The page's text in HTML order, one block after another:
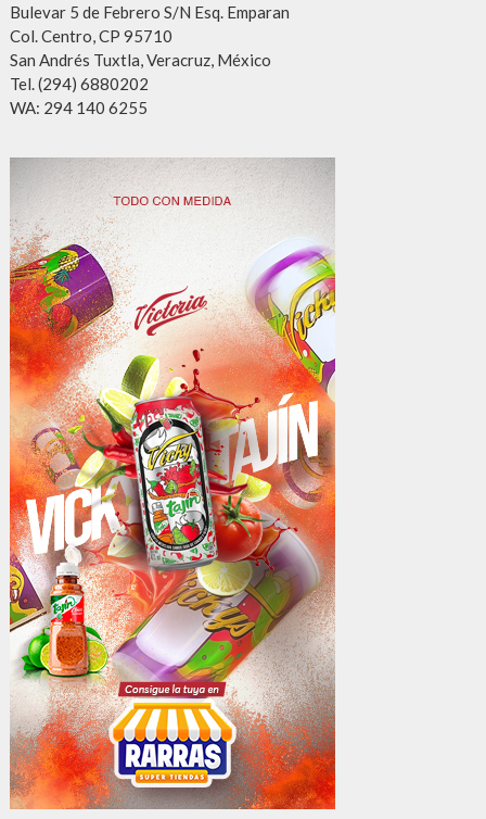
Bulevar 5 de Febrero S/N Esq. Emparan
Col. Centro, CP 95710
San Andrés Tuxtla, Veracruz, México
Tel. (294) 6880202
WA: 294 140 6255